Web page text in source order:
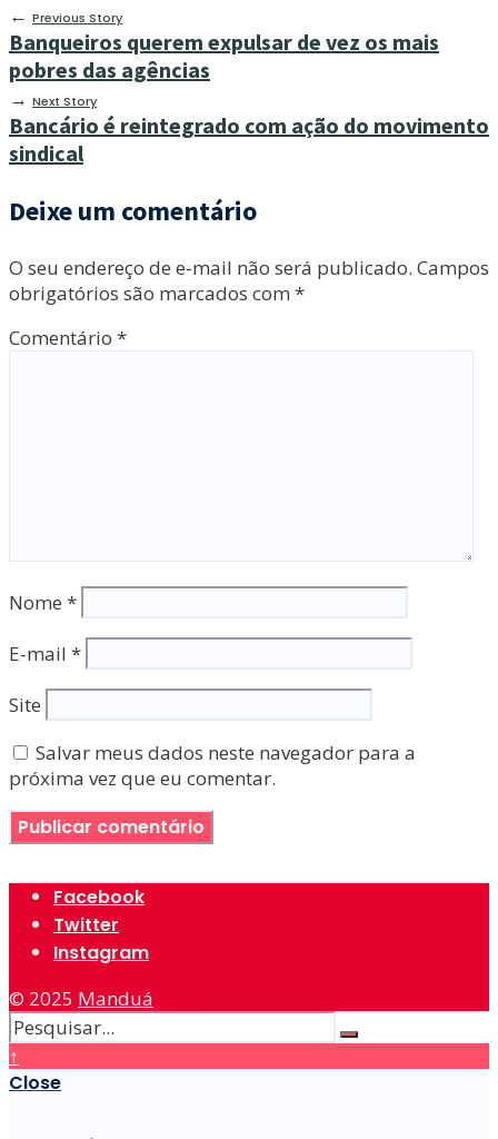
← Previous Story
Banqueiros querem expulsar de vez os mais
pobres das agências
→ Next Story
Bancário é reintegrado com ação do movimento
sindical
Deixe um comentário
O seu endereço de e-mail não será publicado. Campos
obrigatórios são marcados com *
Comentário *
Nome *
E-mail *
Site
Salvar meus dados neste navegador para a
próxima vez que eu comentar.
Facebook
Twitter
Instagram
© 2025 Manduá
↑
Close